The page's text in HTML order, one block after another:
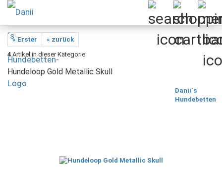
« Erster
« zurück
4 Artikel in dieser Kategorie
Hundeloop Gold Metallic Skull
Danii´s
Hundebetten